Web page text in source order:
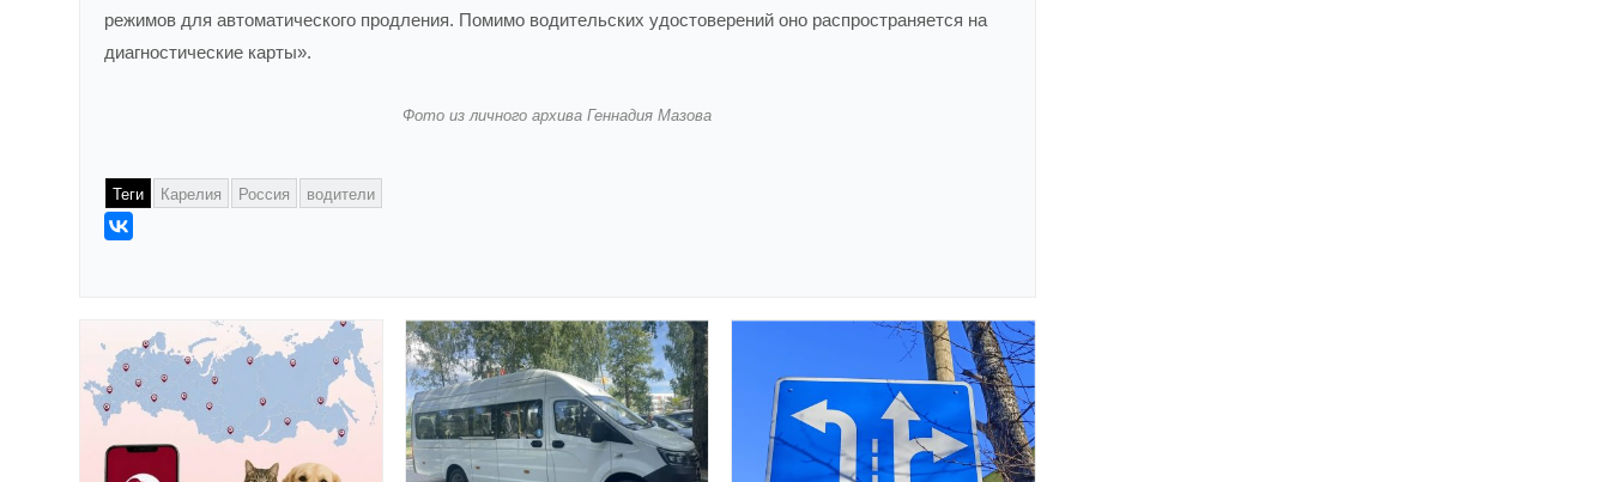
режимов для автоматического продления. Помимо водительских удостоверений оно распространяется на
диагностические карты».
Фото из личного архива Геннадия Мазова
Теги Карелия Россия водители